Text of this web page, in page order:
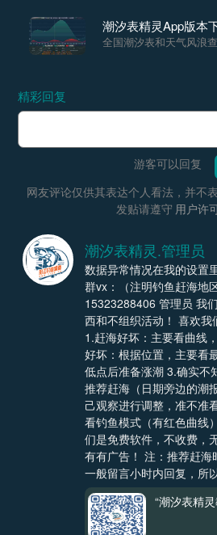
潮汐表精灵App版本
全国潮汐表和天气风浪查
精彩回复
游客可以回复
网友评论仅供其表达个人看法，并不
发贴请遵守 用户许
潮汐表精灵.管理员
数据异常情况在我的设置
群vx：（注明钓鱼赶海地
15323288406 管理员 我
西和不组织活动！ 喜欢我
1.赶海好坏：主要看曲线
好坏：根据位置，主要看
低点后准备涨潮 3.确实不
推荐赶海（日期旁边的潮
己观察进行调整，准不准
看钓鱼模式（有红色曲线
们是免费软件，不收费，
有有广告！ 注：推荐赶海
一般留言小时内回复，所
“潮汐表精